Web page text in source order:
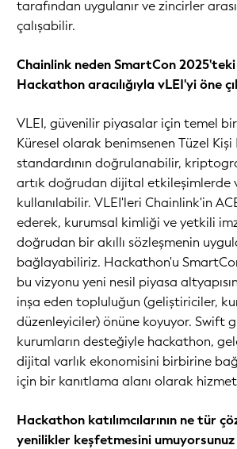
tarafından uygulanır ve zincirler
çalışabilir.
Chainlink neden SmartCon
Hackathon aracılığıyla vLEI'yi öne
VLEI, güvenilir piyasalar için temel bir
Küresel olarak benimsenen Tüzel
standardının doğrulanabilir,
artık doğrudan dijital etkileşimlerde
kullanılabilir. VLEI'leri Chainlink'in
ederek, kurumsal kimliği ve yetkili
doğrudan bir akıllı sözleşmenin
bağlayabiliriz. Hackathon'u
bu vizyonu yeni nesil piyasa
inşa eden topluluğun (geliştiriciler,
düzenleyiciler) önüne koyuyor. Swift
kurumların desteğiyle hackathon,
dijital varlık ekonomisini birbirine
için bir kanıtlama alanı olarak
Hackathon katılımcılarının ne tür
yenilikler keşfetmesini